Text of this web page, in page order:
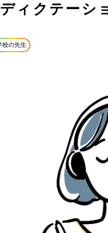
ィクテーシ
校の先生